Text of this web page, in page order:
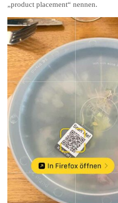
„product placement“ nennen.